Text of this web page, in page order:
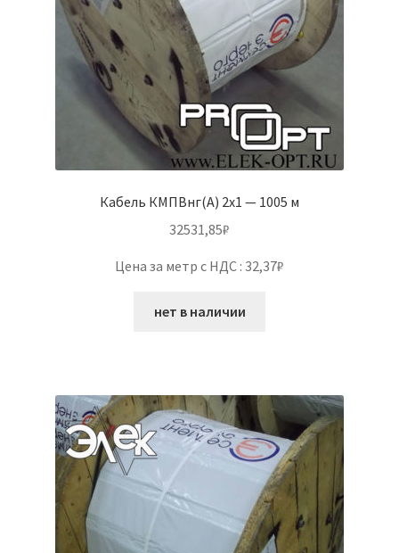
Кабель КМПВнг(А) 2х1 — 1005 м
32531,85₽
Цена за метр с НДС : 32,37₽
нет в наличии